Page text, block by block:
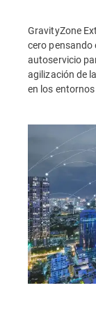
GravityZone
cero pensando
autoservicio
agilización de
en los